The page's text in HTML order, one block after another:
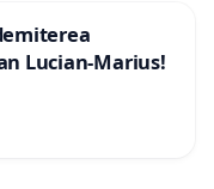
Lucian-Marius!